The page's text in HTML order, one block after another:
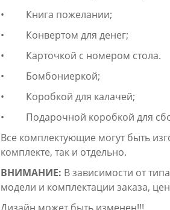
• Книга пожелании;
• Конвертом для денег;
• Карточкой с номером стола.
• Бомбониеркой;
• Коробкой для калачей;
• Подарочной коробкой для
Все комплектующие могут быть
комплекте, так и отдельно.
ВНИМАНИЕ: В зависимости от
модели и комплектации заказа,